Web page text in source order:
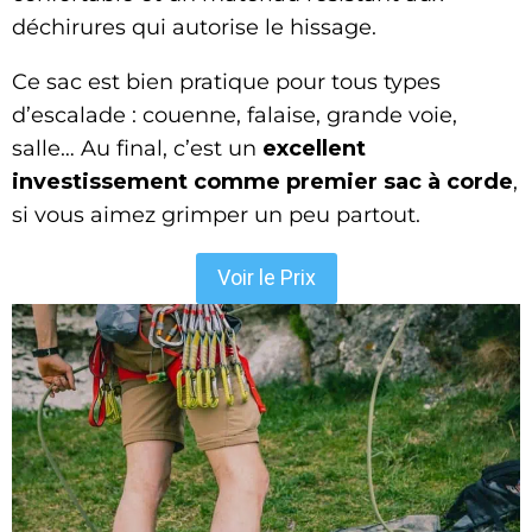
déchirures qui autorise le hissage.
Ce sac est bien pratique pour tous types
d’escalade : couenne, falaise, grande voie,
salle… Au final, c’est un excellent
investissement comme premier sac à corde,
si vous aimez grimper un peu partout.
Voir le Prix